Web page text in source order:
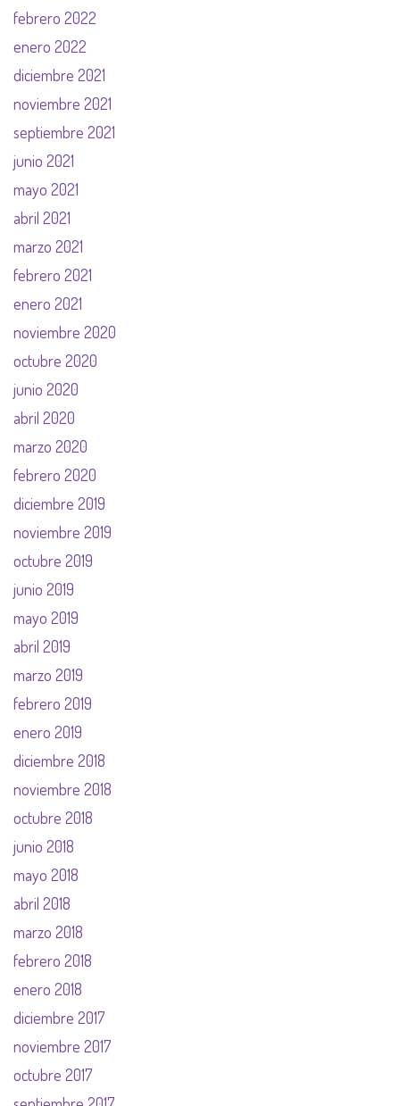
febrero 2022
enero 2022
diciembre 2021
noviembre 2021
septiembre 2021
junio 2021
mayo 2021
abril 2021
marzo 2021
febrero 2021
enero 2021
noviembre 2020
octubre 2020
junio 2020
abril 2020
marzo 2020
febrero 2020
diciembre 2019
noviembre 2019
octubre 2019
junio 2019
mayo 2019
abril 2019
marzo 2019
febrero 2019
enero 2019
diciembre 2018
noviembre 2018
octubre 2018
junio 2018
mayo 2018
abril 2018
marzo 2018
febrero 2018
enero 2018
diciembre 2017
noviembre 2017
octubre 2017